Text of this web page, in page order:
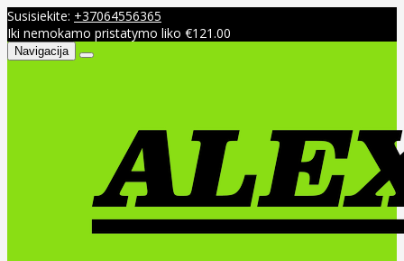
Susisiekite: +37064556365
Iki nemokamo pristatymo liko €121.00
Navigacija